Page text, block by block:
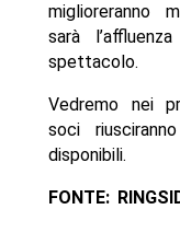
miglioreranno
sarà
spettacolo.
Vedremo nei
soci
disponibili.
FONTE: